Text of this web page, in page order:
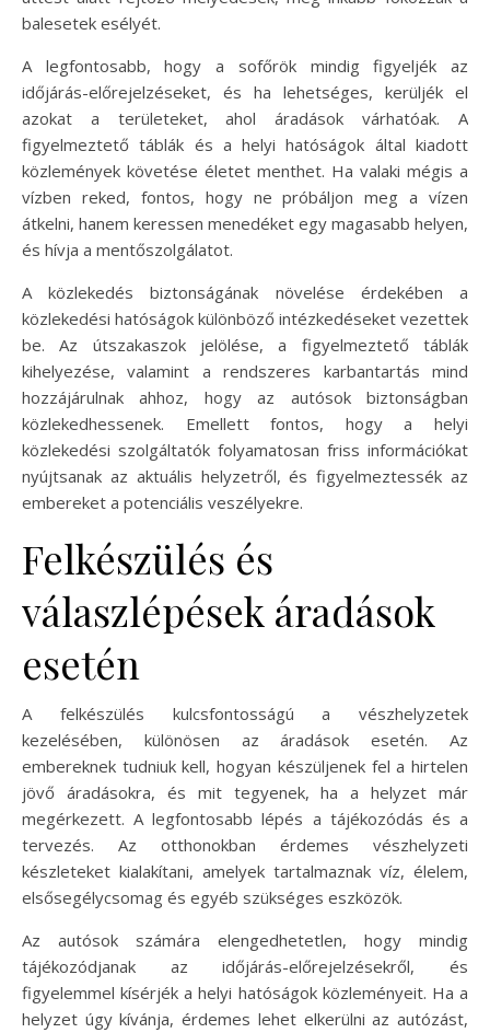
balesetek esélyét.
A legfontosabb, hogy a sofőrök mindig figyeljék az
időjárás-előrejelzéseket, és ha lehetséges, kerüljék el
azokat a területeket, ahol áradások várhatóak. A
figyelmeztető táblák és a helyi hatóságok által kiadott
közlemények követése életet menthet. Ha valaki mégis a
vízben reked, fontos, hogy ne próbáljon meg a vízen
átkelni, hanem keressen menedéket egy magasabb helyen,
és hívja a mentőszolgálatot.
A közlekedés biztonságának növelése érdekében a
közlekedési hatóságok különböző intézkedéseket vezettek
be. Az útszakaszok jelölése, a figyelmeztető táblák
kihelyezése, valamint a rendszeres karbantartás mind
hozzájárulnak ahhoz, hogy az autósok biztonságban
közlekedhessenek. Emellett fontos, hogy a helyi
közlekedési szolgáltatók folyamatosan friss információkat
nyújtsanak az aktuális helyzetről, és figyelmeztessék az
embereket a potenciális veszélyekre.
Felkészülés és
válaszlépések áradások
esetén
A felkészülés kulcsfontosságú a vészhelyzetek
kezelésében, különösen az áradások esetén. Az
embereknek tudniuk kell, hogyan készüljenek fel a hirtelen
jövő áradásokra, és mit tegyenek, ha a helyzet már
megérkezett. A legfontosabb lépés a tájékozódás és a
tervezés. Az otthonokban érdemes vészhelyzeti
készleteket kialakítani, amelyek tartalmaznak víz, élelem,
elsősegélycsomag és egyéb szükséges eszközök.
Az autósok számára elengedhetetlen, hogy mindig
tájékozódjanak az időjárás-előrejelzésekről, és
figyelemmel kísérjék a helyi hatóságok közleményeit. Ha a
helyzet úgy kívánja, érdemes lehet elkerülni az autózást,